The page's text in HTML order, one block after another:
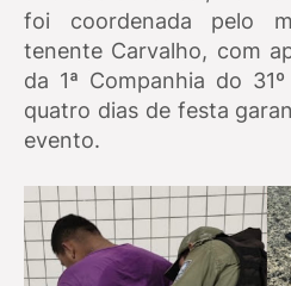
foi coordenada pelo
tenente Carvalho, com
da 1ª Companhia do
quatro dias de festa
evento.